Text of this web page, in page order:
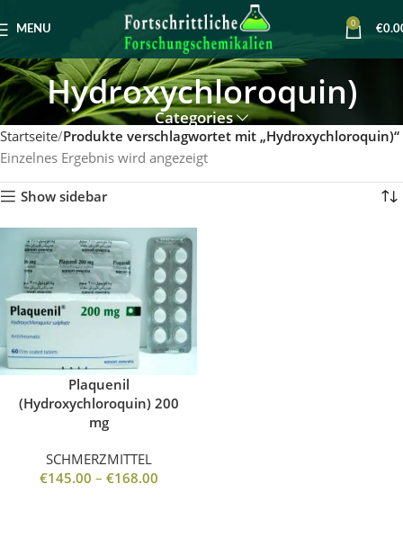
MENU
0
€
Hydroxychloroquin)
Categories
Startseite Produkte verschlagwortet mit „Hydroxychloroquin)“
Einzelnes Ergebnis wird angezeigt
Show sidebar
Plaquenil
(Hydroxychloroquin) 200
mg
SCHMERZMITTEL
€145.00 – €168.00